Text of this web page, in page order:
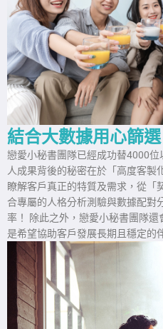
結合大數據用心篩
戀愛小秘書團隊已經成功替4000
人成果背後的秘密在於「高度客製
瞭解客戶真正的特質及需求，從「
合專屬的人格分析測驗與數據配對
率！ 除此之外，戀愛小秘書團隊
是希望協助客戶發展長期且穩定的